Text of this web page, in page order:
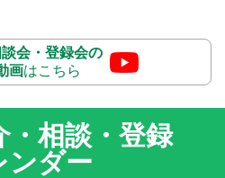
会・登録会の
画はこちら
・相談・登録
ンダー